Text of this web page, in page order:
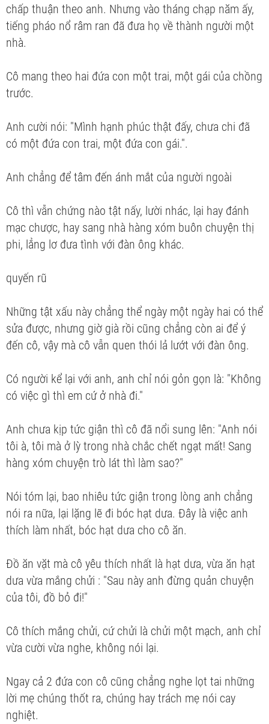
chấp thuận theo anh. Nhưng vào tháng chạp năm ấy,
tiếng pháo nổ râm ran đã đưa họ về thành người một
nhà.
Cô mang theo hai đứa con một trai, một gái của chồng
trước.
Anh cười nói: "Mình hạnh phúc thật đấy, chưa chi đã
có một đứa con trai, một đứa con gái.".
Anh chẳng để tâm đến ánh mắt của người ngoài
Cô thì vẫn chứng nào tật nấy, lười nhác, lại hay đánh
mạc chược, hay sang nhà hàng xóm buôn chuyện thị
phi, lẳng lơ đưa tình với đàn ông khác.
quyến rũ
Những tật xấu này chẳng thể ngày một ngày hai có thể
sửa được, nhưng giờ già rồi cũng chẳng còn ai để ý
đến cô, vậy mà cô vẫn quen thói lả lướt với đàn ông.
Có người kể lại với anh, anh chỉ nói gỏn gọn là: "Không
có việc gì thì em cứ ở nhà đi."
Anh chưa kịp tức giận thì cô đã nổi sung lên: "Anh nói
tôi à, tôi mà ở lỳ trong nhà chắc chết ngạt mất! Sang
hàng xóm chuyện trò lát thì làm sao?"
Nói tóm lại, bao nhiêu tức giận trong lòng anh chẳng
nói ra nữa, lại lặng lẽ đi bóc hạt dưa. Đây là việc anh
thích làm nhất, bóc hạt dưa cho cô ăn.
Đồ ăn vặt mà cô yêu thích nhất là hạt dưa, vừa ăn hạt
dưa vừa mắng chửi : "Sau này anh đừng quản chuyện
của tôi, đồ bỏ đi!"
Cô thích mắng chửi, cứ chửi là chửi một mạch, anh chỉ
vừa cười vừa nghe, không nói lại.
Ngay cả 2 đứa con cô cũng chẳng nghe lọt tai những
lời mẹ chúng thốt ra, chúng hay trách mẹ nói cay
nghiệt.